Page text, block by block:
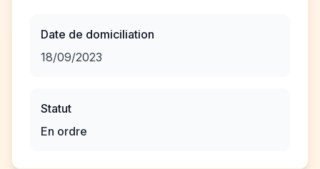
Date de domiciliation
18/09/2023
Statut
En ordre